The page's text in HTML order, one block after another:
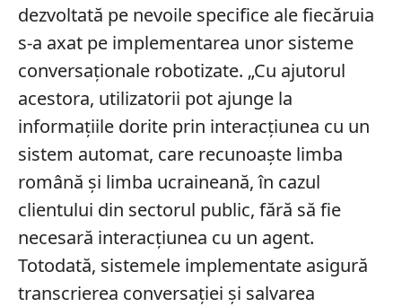
dezvoltată pe nevoile specifice ale fiecăruia
s-a axat pe implementarea unor sisteme
conversaționale robotizate. „Cu ajutorul
acestora, utilizatorii pot ajunge la
informațiile dorite prin interacțiunea cu un
sistem automat, care recunoaște limba
română și limba ucraineană, în cazul
clientului din sectorul public, fără să fie
necesară interacțiunea cu un agent.
Totodată, sistemele implementate asigură
transcrierea conversației și salvarea